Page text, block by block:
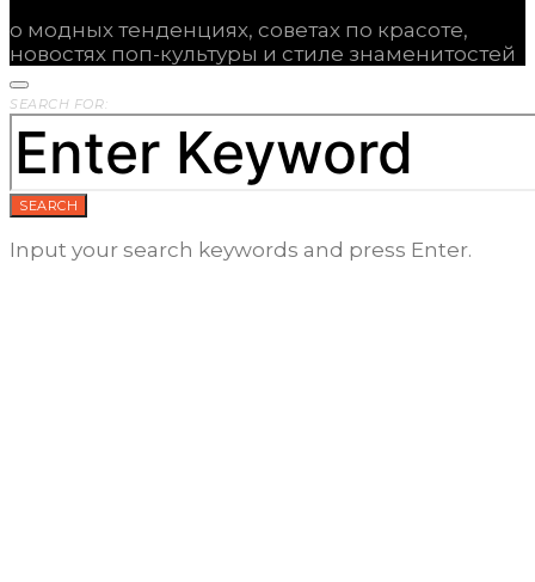
о модных тенденциях, советах по красоте,
новостях поп-культуры и стиле знаменитостей
SEARCH FOR:
SEARCH
Input your search keywords and press Enter.